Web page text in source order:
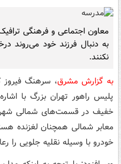
معاون اجتماعی و فرهنگی
به دنبال فرزند خود می‌روند
نکنند.
به گزارش مشرق، سرهنگ فیروز
پلیس راهور تهران بزرگ با
خفیف در قسمت‌های شمالی شهر
معابر شمالی همچنان لغزنده
خودرو با وسیله نقلیه جلویی را